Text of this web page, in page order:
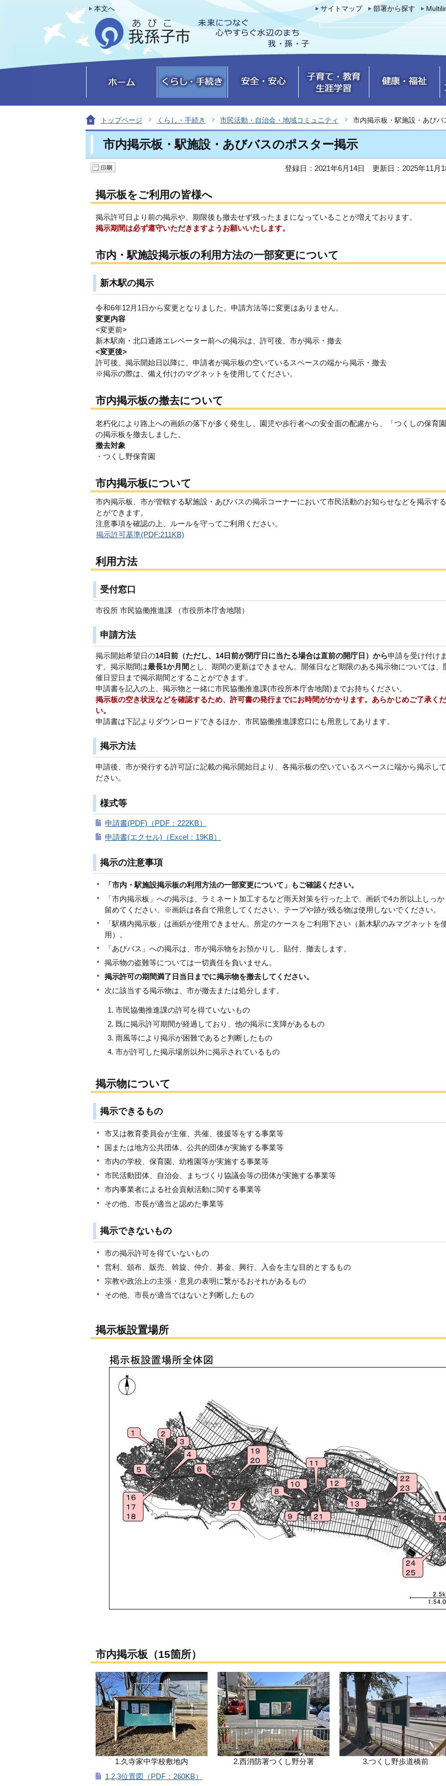
本文へ サイトマップ 部署から探す
トップページ くらし・手続き 市民活動・自治会・地域コミュニティ 市内掲示板・駅施設・あびバ
市内掲示板・駅施設・あびバスのポスター掲示
登録日：2021年6月14日 更新日：2025年11月
掲示板をご利用の皆様へ
掲示許可日より前の掲示や、期限後も撤去せず残ったままになっていることが増えております。
掲示期間は必ず遵守いただきますようお願いいたします。
市内・駅施設掲示板の利用方法の一部変更について
新木駅の掲示
令和6年12月1日から変更となりました。申請方法等に変更はありません。
変更内容
<変更前>
新木駅南・北口通路エレベーター前への掲示は、許可後、市が掲示・撤去
<変更後>
許可後、掲示開始日以降に、申請者が掲示板の空いているスペースの端から掲示・撤去
※掲示の際は、備え付けのマグネットを使用してください。
市内掲示板の撤去について
老朽化により路上への画鋲の落下が多く発生し、園児や歩行者への安全面の配慮から、「つくしの保育
の掲示板を撤去しました。
撤去対象
・つくし野保育園
市内掲示板について
市内掲示板、市が管轄する駅施設・あびバスの掲示コーナーにおいて市民活動のお知らせなどを掲示す
とができます。
注意事項を確認の上、ルールを守ってご利用ください。
掲示許可基準(PDF:211KB)
利用方法
受付窓口
市役所 市民協働推進課 （市役所本庁舎地階）
申請方法
掲示開始希望日の14日前（ただし、14日前が閉庁日に当たる場合は直前の開庁日）から申請を受け付け
す。掲示期間は最長1か月間 とし、期間の更新はできません。開催日など期限のある掲示物については、
催日翌日まで掲示期間とすることができます。
申請書を記入の上、掲示物と一緒に市民協働推進課(市役所本庁舎地階)までお持ちください。
掲示板の空き状況などを確認するため、許可書の発行までにお時間がかかります。あらかじめご了承く
い。
申請書は下記よりダウンロードできるほか、市民協働推進課窓口にも用意してあります。
掲示方法
申請後、市が発行する許可証に記載の掲示開始日より、各掲示板の空いているスペースに端から掲示し
ださい。
様式等
申請書(PDF)（PDF：222KB）
申請書(エクセル)（Excel：19KB）
掲示の注意事項
「市内・駅施設掲示板の利用方法の一部変更について」もご確認ください。
「市内掲示板」への掲示は、ラミネート加工するなど雨天対策を行った上で、画鋲で4カ所以上しっか
留めてください。※画鋲は各自で用意してください。テープや跡が残る物は使用しないでください。
「駅構内掲示板」は画鋲が使用できません。所定のケースをご利用下さい（新木駅のみマグネットを
用）。
「あびバス」への掲示は、市が掲示物をお預かりし、貼付、撤去します。
掲示物の盗難等については一切責任を負いません。
掲示許可の期間満了日当日までに掲示物を撤去してください。
次に該当する掲示物は、市が撤去または処分します。
市民協働推進課の許可を得ていないもの
既に掲示許可期間が経過しており、他の掲示に支障があるもの
雨風等により掲示が困難であると判断したもの
市が許可した掲示場所以外に掲示されているもの
掲示物について
掲示できるもの
市又は教育委員会が主催、共催、後援等をする事業等
国または地方公共団体、公共的団体が実施する事業等
市内の学校、保育園、幼稚園等が実施する事業等
市民活動団体、自治会、まちづくり協議会等の団体が実施する事業等
市内事業者による社会貢献活動に関する事業等
その他、市長が適当と認めた事業等
掲示できないもの
市の掲示許可を得ていないもの
営利、頒布、販売、斡旋、仲介、募金、興行、入会を主な目的とするもの
宗教や政治上の主張・意見の表明に繋がるおそれがあるもの
その他、市長が適当ではないと判断したもの
掲示板設置場所
市内掲示板（15箇所）
1.久寺家中学校敷地内 2.西消防署つくし野分署
3.つくし野歩道橋前
1,2,3位置図（PDF：260KB）